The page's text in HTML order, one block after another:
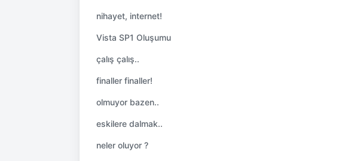
nihayet, internet!
Vista SP1 Oluşumu
çalış çalış..
finaller finaller!
olmuyor bazen..
eskilere dalmak..
neler oluyor ?